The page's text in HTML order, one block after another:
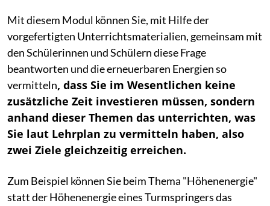
Mit diesem Modul können Sie, mit Hilfe der
vorgefertigten Unterrichtsmaterialien, gemeinsam mit
den Schülerinnen und Schülern diese Frage
beantworten und die erneuerbaren Energien so
vermitteln, dass Sie im Wesentlichen keine
zusätzliche Zeit investieren müssen, sondern
anhand dieser Themen das unterrichten, was
Sie laut Lehrplan zu vermitteln haben, also
zwei Ziele gleichzeitig erreichen.
Zum Beispiel können Sie beim Thema "Höhenenergie"
statt der Höhenenergie eines Turmspringers das